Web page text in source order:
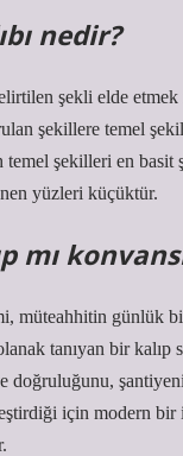
nedir?
şekli elde
şekillere temel
şekilleri en basit
yüzleri küçüktür.
mı
müteahhitin günlük
tanıyan bir kalıp
doğruluğunu,
için modern bir